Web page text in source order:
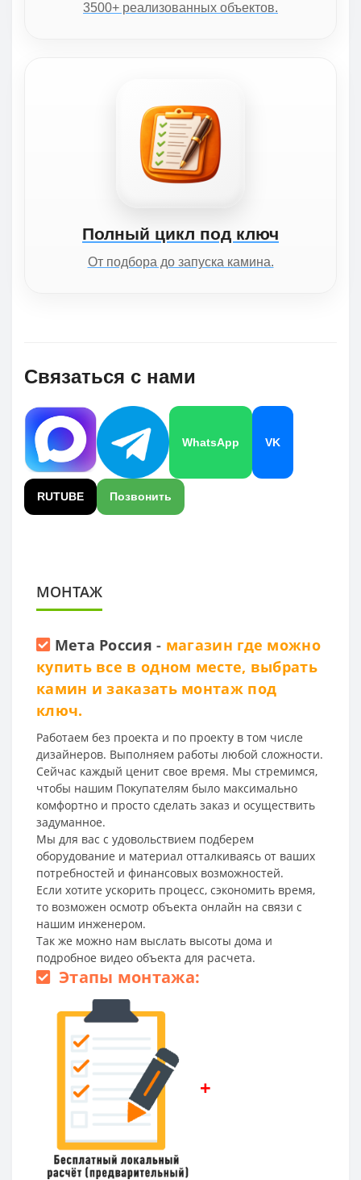
3500+ реализованных объектов.
Полный цикл под ключ
От подбора до запуска камина.
Связаться с нами
WhatsApp VK
RUTUBE Позвонить
МОНТАЖ
Мета Россия - магазин где можно
купить все в одном месте, выбрать
камин и заказать монтаж под
ключ.
Работаем без проекта и по проекту в том числе
дизайнеров. Выполняем работы любой сложности.
Сейчас каждый ценит свое время. Мы стремимся,
чтобы нашим Покупателям было максимально
комфортно и просто сделать заказ и осуществить
задуманное.
Мы для вас с удовольствием подберем
оборудование и материал отталкиваясь от ваших
потребностей и финансовых возможностей.
Если хотите ускорить процесс, сэкономить время,
то возможен осмотр объекта онлайн на связи с
нашим инженером.
Так же можно нам выслать высоты дома и
подробное видео объекта для расчета.
Этапы монтажа:
+